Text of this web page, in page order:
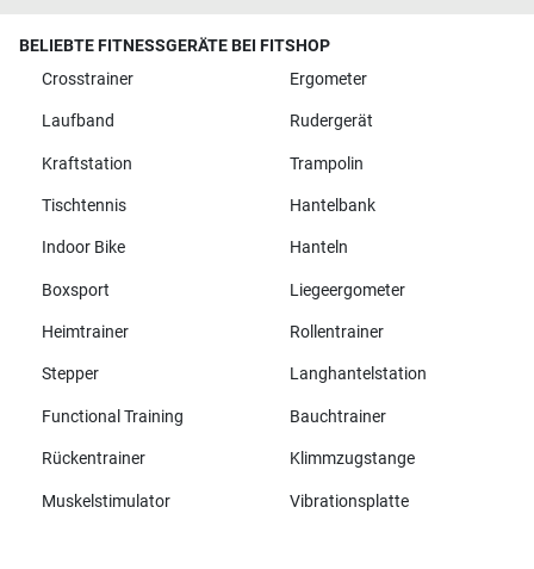
BELIEBTE FITNESSGERÄTE BEI FITSHOP
Crosstrainer
Ergometer
Laufband Rudergerät
Kraftstation Trampolin
Tischtennis Hantelbank
Indoor Bike Hanteln
Boxsport Liegeergometer
Heimtrainer Rollentrainer
Stepper Langhantelstation
Functional Training Bauchtrainer
Rückentrainer Klimmzugstange
Muskelstimulator Vibrationsplatte